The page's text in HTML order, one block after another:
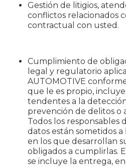
Gestión de litigios,
conflictos relacionados
contractual con usted.
Cumplimiento de
legal y regulatorio
AUTOMOTIVE
que le es propio,
tendentes a la
prevención de delitos o
Todos los responsables
datos están sometidos a
en los que desarrollan
obligados a cumplirlas.
se incluye la entrega,